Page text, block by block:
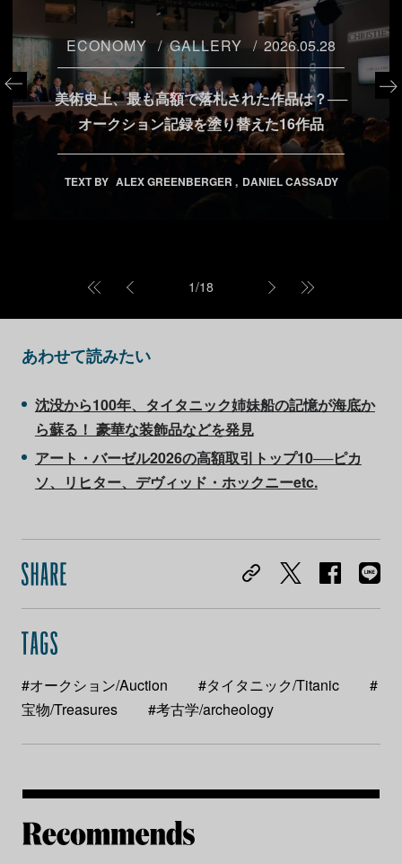
ECONOMY GALLERY 2026.05.28
美術史上、最も高額で落札された作品は？──
オークション記録を塗り替えた16作品
TEXT BY ALEX GREENBERGER DANIEL CASSADY
1/18
あわせて読みたい
沈没から100年、タイタニック姉妹船の記憶が海底か
ら蘇る！ 豪華な装飾品などを発見
アート・バーゼル2026の高額取引トップ10──ピカ
ソ、リヒター、デヴィッド・ホックニーetc.
#オークション/Auction #タイタニック/Titanic
#
宝物/Treasures
#考古学/archeology